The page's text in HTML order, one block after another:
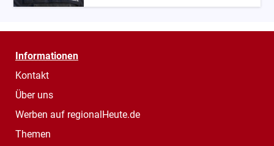
Informationen
Kontakt
Über uns
Werben auf regionalHeute.de
Themen